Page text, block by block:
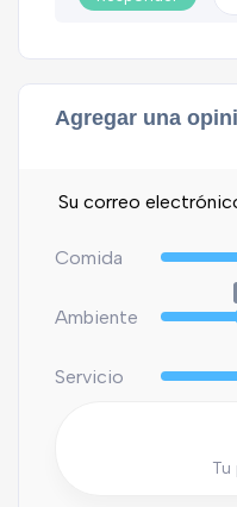
Agregar una
Su correo
Comida
Ambiente
Servicio
Tu